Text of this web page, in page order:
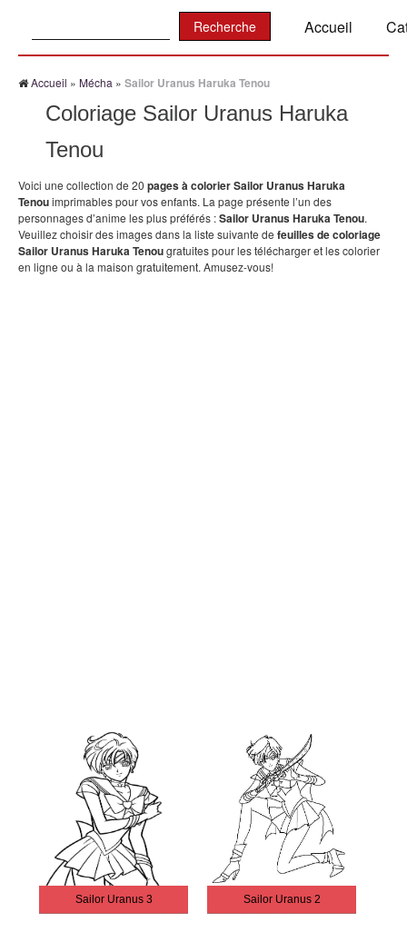
Accueil
Accueil » Mécha » Sailor Uranus Haruka Tenou
Coloriage Sailor Uranus Haruka
Tenou
Voici une collection de 20 pages à colorier Sailor Uranus Haruka
Tenouimprimables pour vos enfants. La page présente l’un des
personnages d’anime les plus préférés :Sailor Uranus Haruka Tenou.
Veuillez choisir des images dans la liste suivante de feuilles de coloriage
Sailor Uranus Haruka Tenougratuites pour les télécharger et les colorier
en ligne ou à la maison gratuitement. Amusez-vous!
Sailor Uranus 3 Sailor Uranus 2